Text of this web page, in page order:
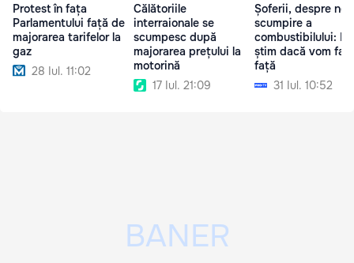
Protest în fața
Parlamentului față de
majorarea tarifelor la
gaz
28 Iul. 11:02
Călătoriile
interraionale se
scumpesc după
majorarea prețului la
motorină
17 Iul. 21:09
Șoferii, despre
scumpire a
combustibilului: Nu
știm dacă vom
față
31 Iul. 10:52